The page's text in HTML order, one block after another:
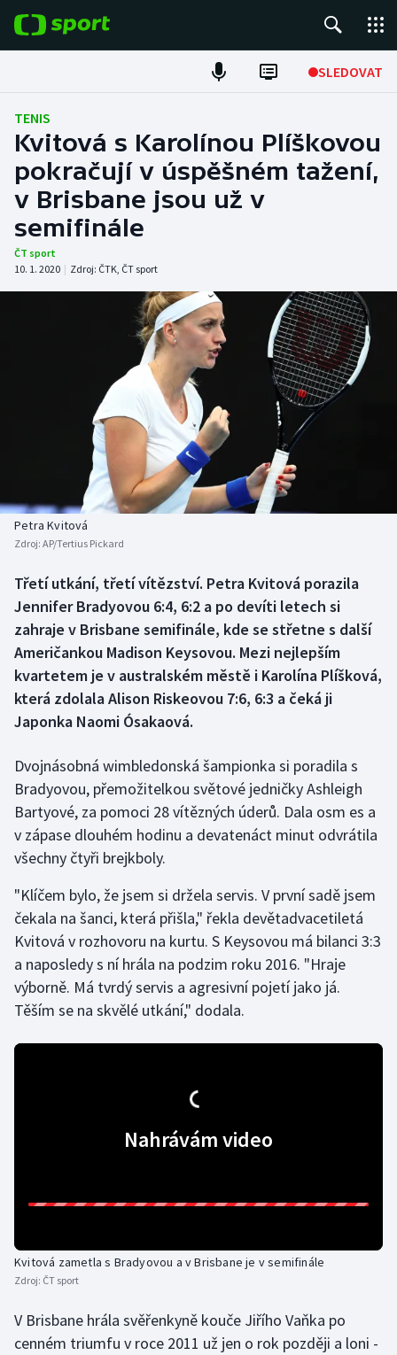
SLEDOVAT
Fotbal
Hokej
Tenis
Atletika
Americký fotbal
Baseball a softbal
Basketbal
Boby a skeleton
Box
Curling
Florbal
Golf
Gymnastika
Jezdectví
Judo
Krasobruslení
Lezení
Moderní pětiboj
Parasport
Plážový volejbal
Historické návraty
Aplikace ČT sport
AZ kvíz
TENIS
Kvitová s Karolínou Plíškovou
pokračují v úspěšném tažení,
v Brisbane jsou už v
semifinále
ČT sport
10. 1. 2020 | Zdroj: ČTK, ČT sport
Petra Kvitová
Zdroj: AP/Tertius Pickard
Třetí utkání, třetí vítězství. Petra Kvitová porazila
Jennifer Bradyovou 6:4, 6:2 a po devíti letech si
zahraje v Brisbane semifinále, kde se střetne s další
Američankou Madison Keysovou. Mezi nejlepším
kvartetem je v australském městě i Karolína Plíšková,
která zdolala Alison Riskeovou 7:6, 6:3 a čeká ji
Japonka Naomi Ósakaová.
Dvojnásobná wimbledonská šampionka si poradila s
Bradyovou, přemožitelkou světové jedničky Ashleigh
Bartyové, za pomoci 28 vítězných úderů. Dala osm es a
v zápase dlouhém hodinu a devatenáct minut odvrátila
všechny čtyři brejkboly.
"Klíčem bylo, že jsem si držela servis. V první sadě jsem
čekala na šanci, která přišla," řekla devětadvacetiletá
Kvitová v rozhovoru na kurtu. S Keysovou má bilanci 3:3
a naposledy s ní hrála na podzim roku 2016. "Hraje
výborně. Má tvrdý servis a agresivní pojetí jako já.
Těším se na skvělé utkání," dodala.
Nahrávám video
Kvitová zametla s Bradyovou a v Brisbane je v semifinále
Zdroj: ČT sport
V Brisbane hrála svěřenkyně kouče Jiřího Vaňka po
cenném triumfu v roce 2011 už jen o rok později a loni -